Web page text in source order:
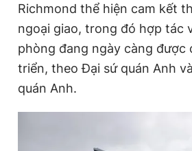
Richmond thể hiện cam kết
ngoại giao, trong đó hợp tác
phòng đang ngày càng được
triển, theo Đại sứ quán Anh
quán Anh.